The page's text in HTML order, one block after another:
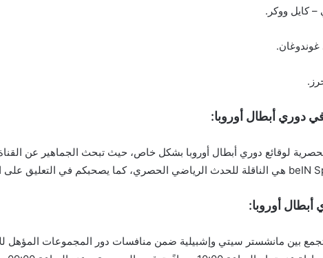
– كايل ووكر.
في دوري أبطال أوروبا:
لوقائع دوري أبطال أوروبا بشكل خاص، حيث تبحث الجماهير عن
أوروبا:
بين مانشستر سيتي وإشبيلية ضمن منافسات دور المجموعات المؤهل